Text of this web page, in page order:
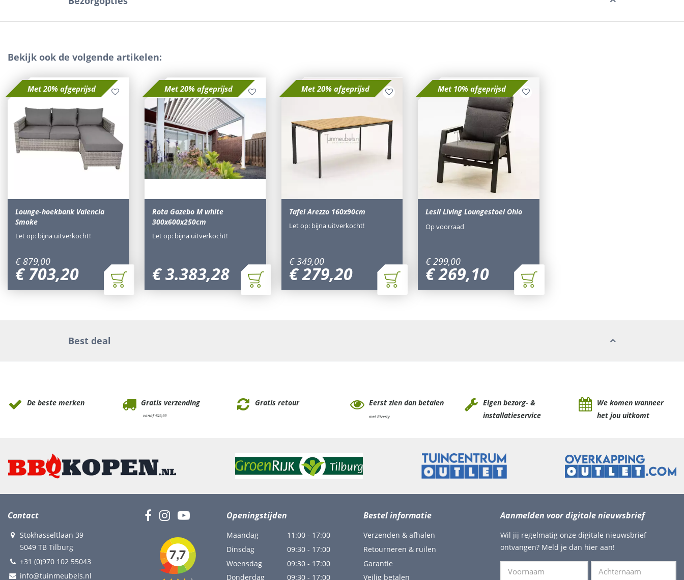
Bekijk ook de volgende artikelen:
Met 20% afgeprijsd
Lounge-hoekbank Valencia
Smoke
€ 879,00
€ 703,20
Let op: bijna uitverkocht!
Met 20% afgeprijsd
Rota Gazebo M white
300x600x250cm
€3.383,28
Let op: bijna uitverkocht!
Met 20% afgeprijsd
Tafel Arezzo 160x90cm
€ 349,00
€279,20
Let op: bijna uitverkocht!
Met 10% afgeprijsd
Lesli Living Loungestoel Ohio
€ 299,00
€269,10
Op voorraad
Best deal
De beste merken Gratis verzending
vanaf €49,99
Gratis retour Eerst zien dan betalen
met Riverty
Eigen bezorg- &
installatieservice
We komen wanneer
het jou uitkomt
Contact
Stokhasseltlaan 39
5049 TB Tilburg
+31 (0)970 102 55043
info@tuinmeubels.nl
Openingstijden
Maandag
11:00 - 17:00
Dinsdag
09:30 - 17:00
Woensdag
09:30 - 17:00
Donderdag
09:30 - 17:00
Bestel informatie
Verzenden & afhalen
Retourneren & ruilen
Garantie
Veilig betalen
Aanmelden voor digitale nieuwsbrief
Wil jij regelmatig onze digitale nieuwsbrief
ontvangen? Meld je dan hier aan!